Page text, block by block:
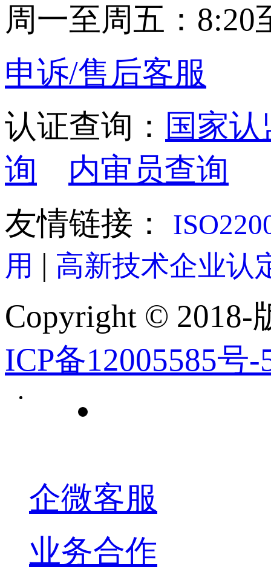
周一至周五：8:20
申诉/售后客服
认证查询： 国家
询
内审员查询
友情链接：
用 | 高新技术企业认
Copyright © 2018-
ICP备12005585号-
企微客服
业务合作